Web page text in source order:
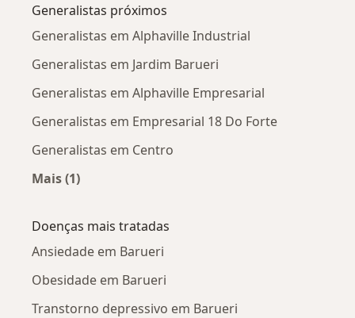
Generalistas próximos
Generalistas em Alphaville Industrial
Generalistas em Jardim Barueri
Generalistas em Alphaville Empresarial
Generalistas em Empresarial 18 Do Forte
Generalistas em Centro
Mais (1)
Doenças mais tratadas
Ansiedade em Barueri
Obesidade em Barueri
Transtorno depressivo em Barueri